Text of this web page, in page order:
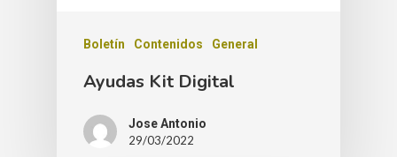
Boletín Contenidos General
Ayudas Kit Digital
Jose Antonio
29/03/2022